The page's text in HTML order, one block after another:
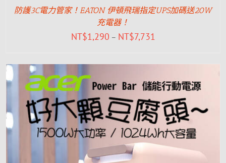
防護3C電力管家！EATON 伊頓飛瑞指定UPS加碼送20W
充電器！
NT$1,290 – NT$7,731